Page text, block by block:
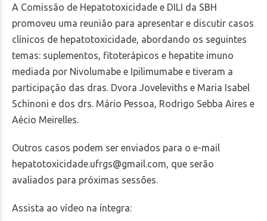
A Comissão de Hepatotoxicidade e DILI da SBH
promoveu uma reunião para apresentar e discutir casos
clínicos de hepatotoxicidade, abordando os seguintes
temas: suplementos, fitoterápicos e hepatite imuno
mediada por Nivolumabe e Ipilimumabe e tiveram a
participação das dras. Dvora Joveleviths e Maria Isabel
Schinoni e dos drs. Mário Pessoa, Rodrigo Sebba Aires e
Aécio Meirelles.
Outros casos podem ser enviados para o e-mail
hepatotoxicidade.ufrgs@gmail.com, que serão
avaliados para próximas sessões.
Assista ao vídeo na íntegra: